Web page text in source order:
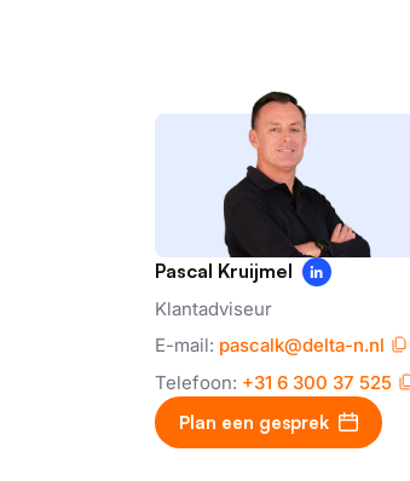
Pascal Kruijmel
Klantadviseur
E-mail: pascalk@delta-n.nl
Telefoon: +31 6 300 37 525
Plan een gesprek